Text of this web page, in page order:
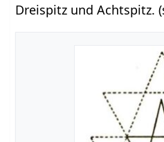
Dreispitz und Achtspitz.